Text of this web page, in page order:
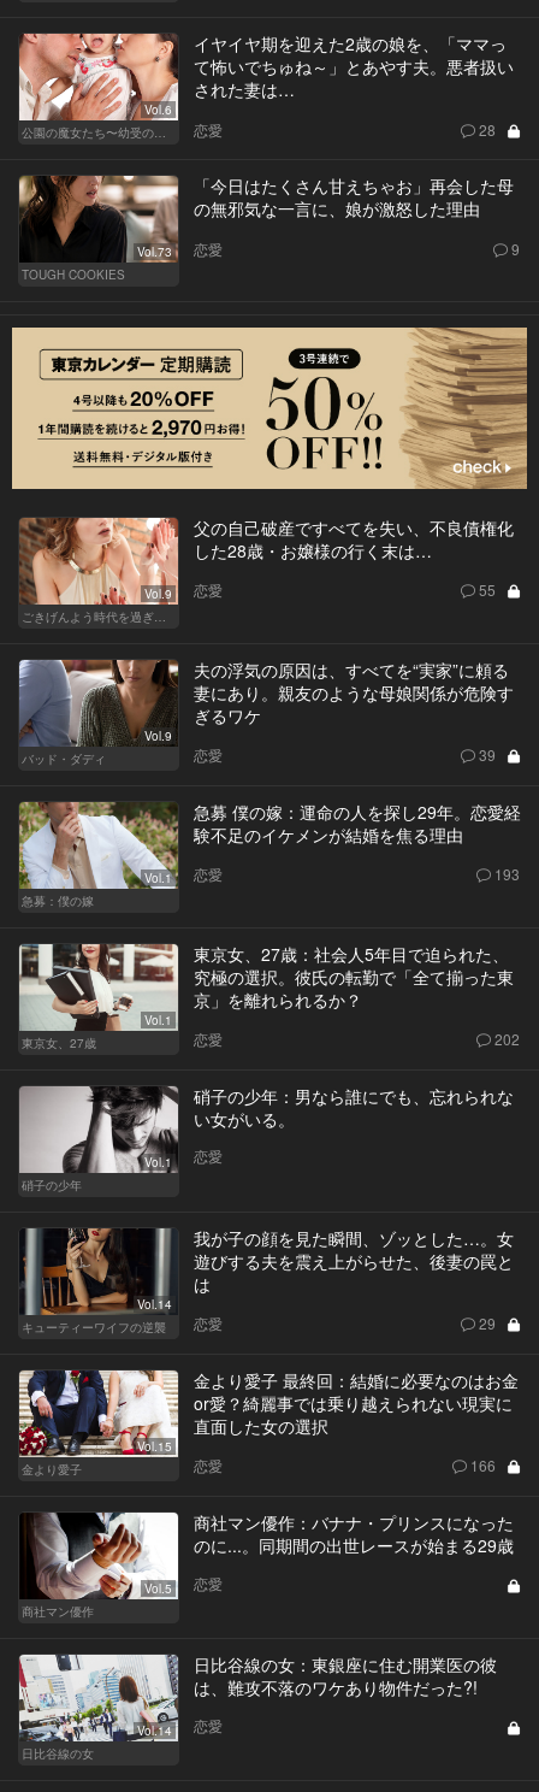
Vol.6
公園の魔女たち〜幼受の世界〜
イヤイヤ期を迎えた2歳の娘を、「ママっ
て怖いでちゅね～」とあやす夫。悪者扱い
された妻は…
恋愛 28
Vol.73
TOUGH COOKIES
「今日はたくさん甘えちゃお」再会した母
の無邪気な一言に、娘が激怒した理由
恋愛 9
Vol.9
ごきげんよう時代を過ぎても
父の自己破産ですべてを失い、不良債権化
した28歳・お嬢様の行く末は…
恋愛 55
Vol.9
バッド・ダディ
夫の浮気の原因は、すべてを“実家”に頼る
妻にあり。親友のような母娘関係が危険す
ぎるワケ
恋愛 39
Vol.1
急募：僕の嫁
急募 僕の嫁：運命の人を探し29年。恋愛経
験不足のイケメンが結婚を焦る理由
恋愛 193
Vol.1
東京女、27歳
東京女、27歳：社会人5年目で迫られた、
究極の選択。彼氏の転勤で「全て揃った東
京」を離れられるか？
恋愛 202
Vol.1
硝子の少年
硝子の少年：男なら誰にでも、忘れられな
い女がいる。
恋愛
Vol.14
キューティーワイフの逆襲
我が子の顔を見た瞬間、ゾッとした…。女
遊びする夫を震え上がらせた、後妻の罠と
は
恋愛 29
Vol.15
金より愛子
金より愛子 最終回：結婚に必要なのはお金
or愛？綺麗事では乗り越えられない現実に
直面した女の選択
恋愛 166
Vol.5
商社マン優作
商社マン優作：バナナ・プリンスになった
のに...。同期間の出世レースが始まる29歳
恋愛
Vol.14
日比谷線の女
日比谷線の女：東銀座に住む開業医の彼
は、難攻不落のワケあり物件だった?!
恋愛